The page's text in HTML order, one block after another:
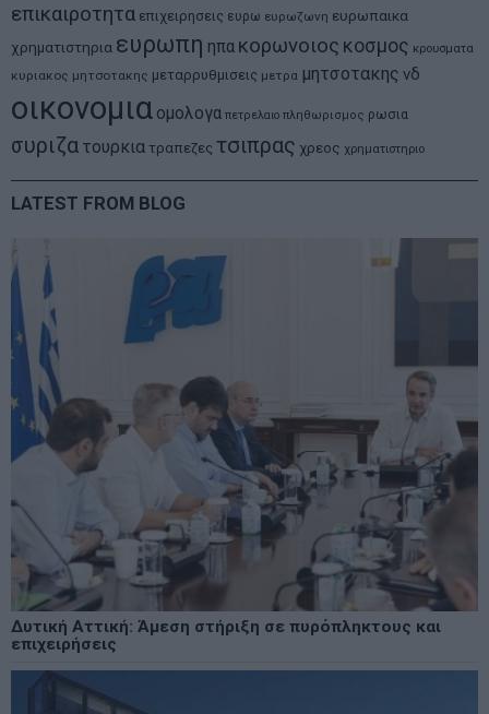
επικαιροτητα επιχειρησεις ευρω ευρωζωνη ευρωπαικα
χρηματιστηρια ευρωπη ηπα κορωνοιος κοσμος κρουσματα
κυριακος μητσοτακης μεταρρυθμισεις μετρα μητσοτακης νδ
οικονομια ομολογα πετρελαιο πληθωρισμος ρωσια
συριζα τουρκια τραπεζες τσιπρας χρεος χρηματιστηριο
LATEST FROM BLOG
Δυτική Αττική: Άμεση στήριξη σε πυρόπληκτους και
επιχειρήσεις